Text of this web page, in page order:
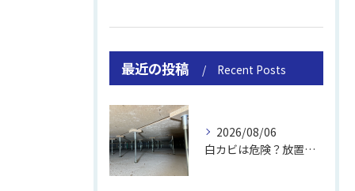
最近の投稿 Recent Posts
2026/08/06
白カビは危険？放置のリスクと取り方